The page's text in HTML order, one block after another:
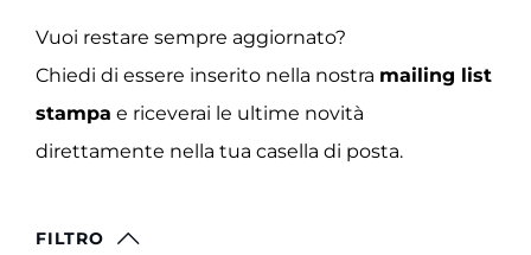
Vuoi restare sempre aggiornato?
Chiedi di essere inserito nella nostra mailing list
stampa e riceverai le ultime novità
direttamente nella tua casella di posta.
FILTRO